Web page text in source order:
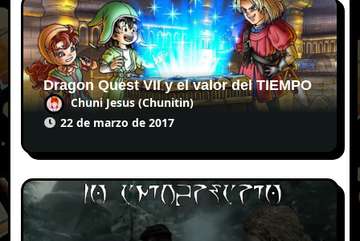
Dragon Quest VII y el valor del TIEMPO
Chuni Jesus (Chunitin)
22 de marzo de 2017